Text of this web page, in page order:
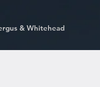
& Whitehead